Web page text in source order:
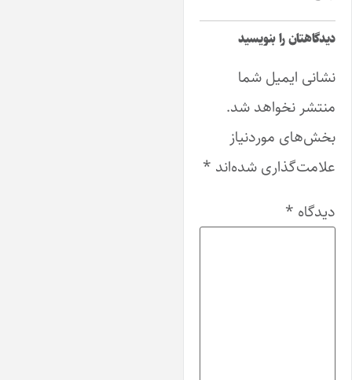
را بنویسید
ایمیل شما
نخواهد شد.
موردنیاز
شده‌اند*
*